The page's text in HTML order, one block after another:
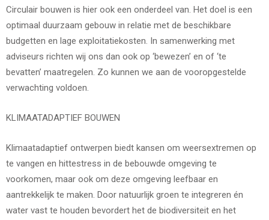
Circulair bouwen is hier ook een onderdeel van. Het doel is een
optimaal duurzaam gebouw in relatie met de beschikbare
budgetten en lage exploitatiekosten. In samenwerking met
adviseurs richten wij ons dan ook op ‘bewezen’ en of ‘te
bevatten’ maatregelen. Zo kunnen we aan de vooropgestelde
verwachting voldoen.
KLIMAATADAPTIEF BOUWEN
Klimaatadaptief ontwerpen biedt kansen om weersextremen op
te vangen en hittestress in de bebouwde omgeving te
voorkomen, maar ook om deze omgeving leefbaar en
aantrekkelijk te maken. Door natuurlijk groen te integreren én
water vast te houden bevordert het de biodiversiteit en het